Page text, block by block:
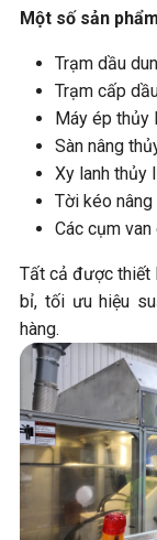
Một số sản
Trạm dầu
Trạm cấp
Máy ép thủy
Sàn nâng
Xy lanh thủy
Tời kéo
Các cụm van
Tất cả được thiết
bỉ, tối ưu hiệu
hàng.